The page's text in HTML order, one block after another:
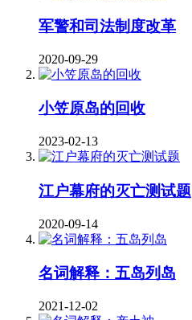
军警和司法制度改革
2020-09-29
小笠原岛的回收
2023-02-13
江户幕府的灭亡测试题
2020-09-14
名词解释：五岛列岛
2021-12-02